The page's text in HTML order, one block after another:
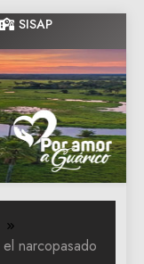
SISAP
de Guarico
narcopasado